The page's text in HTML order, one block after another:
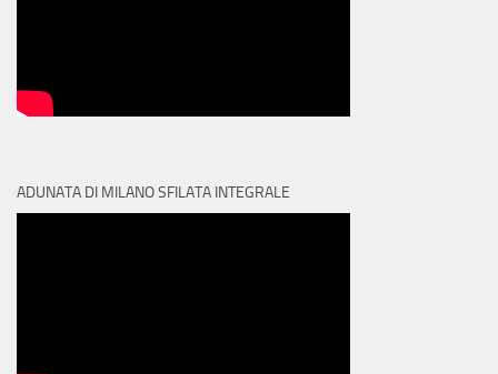
ADUNATA DI MILANO SFILATA INTEGRALE